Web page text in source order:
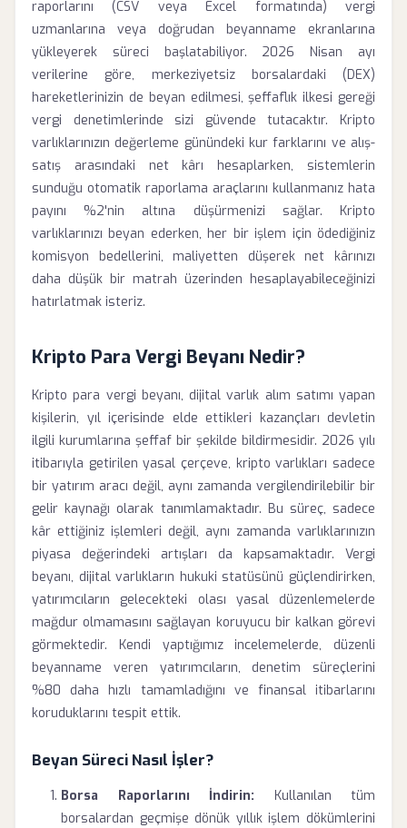
raporlarını (CSV veya Excel formatında) vergi
uzmanlarına veya doğrudan beyanname ekranlarına
yükleyerek süreci başlatabiliyor. 2026 Nisan ayı
verilerine göre, merkeziyetsiz borsalardaki (DEX)
hareketlerinizin de beyan edilmesi, şeffaflık ilkesi gereği
vergi denetimlerinde sizi güvende tutacaktır. Kripto
varlıklarınızın değerleme günündeki kur farklarını ve alış-
satış arasındaki net kârı hesaplarken, sistemlerin
sunduğu otomatik raporlama araçlarını kullanmanız hata
payını %2'nin altına düşürmenizi sağlar. Kripto
varlıklarınızı beyan ederken, her bir işlem için ödediğiniz
komisyon bedellerini, maliyetten düşerek net kârınızı
daha düşük bir matrah üzerinden hesaplayabileceğinizi
hatırlatmak isteriz.
Kripto Para Vergi Beyanı Nedir?
Kripto para vergi beyanı, dijital varlık alım satımı yapan
kişilerin, yıl içerisinde elde ettikleri kazançları devletin
ilgili kurumlarına şeffaf bir şekilde bildirmesidir. 2026 yılı
itibarıyla getirilen yasal çerçeve, kripto varlıkları sadece
bir yatırım aracı değil, aynı zamanda vergilendirilebilir bir
gelir kaynağı olarak tanımlamaktadır. Bu süreç, sadece
kâr ettiğiniz işlemleri değil, aynı zamanda varlıklarınızın
piyasa değerindeki artışları da kapsamaktadır. Vergi
beyanı, dijital varlıkların hukuki statüsünü güçlendirirken,
yatırımcıların gelecekteki olası yasal düzenlemelerde
mağdur olmamasını sağlayan koruyucu bir kalkan görevi
görmektedir. Kendi yaptığımız incelemelerde, düzenli
beyanname veren yatırımcıların, denetim süreçlerini
%80 daha hızlı tamamladığını ve finansal itibarlarını
koruduklarını tespit ettik.
Beyan Süreci Nasıl İşler?
Borsa Raporlarını İndirin: Kullanılan tüm
borsalardan geçmişe dönük yıllık işlem dökümlerini